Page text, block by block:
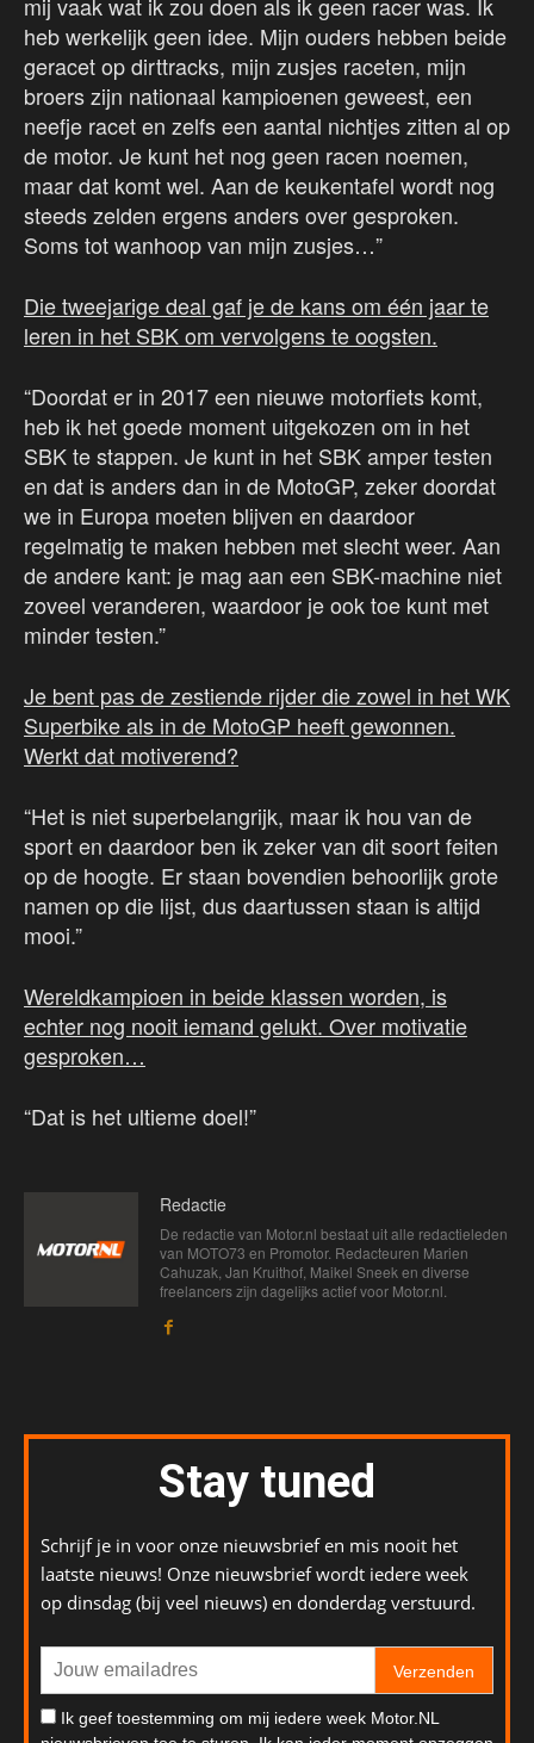
heb werkelijk geen idee. Mijn ouders hebben beide
geracet op dirttracks, mijn zusjes raceten, mijn
broers zijn nationaal kampioenen geweest, een
neefje racet en zelfs een aantal nichtjes zitten al op
de motor. Je kunt het nog geen racen noemen,
maar dat komt wel. Aan de keukentafel wordt nog
steeds zelden ergens anders over gesproken.
Soms tot wanhoop van mijn zusjes…”
Die tweejarige deal gaf je de kans om één jaar te
leren in het SBK om vervolgens te oogsten.
“Doordat er in 2017 een nieuwe motorfiets komt,
heb ik het goede moment uitgekozen om in het
SBK te stappen. Je kunt in het SBK amper testen
en dat is anders dan in de MotoGP, zeker doordat
we in Europa moeten blijven en daardoor
regelmatig te maken hebben met slecht weer. Aan
de andere kant: je mag aan een SBK-machine niet
zoveel veranderen, waardoor je ook toe kunt met
minder testen.”
Je bent pas de zestiende rijder die zowel in het WK
Superbike als in de MotoGP heeft gewonnen.
Werkt dat motiverend?
“Het is niet superbelangrijk, maar ik hou van de
sport en daardoor ben ik zeker van dit soort feiten
op de hoogte. Er staan bovendien behoorlijk grote
namen op die lijst, dus daartussen staan is altijd
mooi.”
Wereldkampioen in beide klassen worden, is
echter nog nooit iemand gelukt. Over motivatie
gesproken…
“Dat is het ultieme doel!”
Redactie
De redactie van Motor.nl bestaat uit alle redactieleden
van MOTO73 en Promotor. Redacteuren Marien
Cahuzak, Jan Kruithof, Maikel Sneek en diverse
freelancers zijn dagelijks actief voor Motor.nl.
Stay tuned
Schrijf je in voor onze nieuwsbrief en mis nooit het
laatste nieuws! Onze nieuwsbrief wordt iedere week
op dinsdag (bij veel nieuws) en donderdag verstuurd.
Verzenden
Ik geef toestemming om mij iedere week Motor.NL